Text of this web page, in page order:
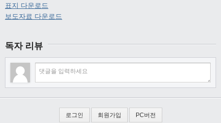
표지 다운로드
보도자료 다운로드
독자 리뷰
로그인 회원가입 PC버전